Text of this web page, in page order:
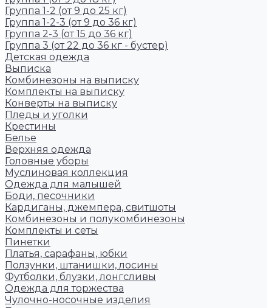
Группа 1-2 (от 9 до 25 кг)
Группа 1-2-3 (от 9 до 36 кг)
Группа 2-3 (от 15 до 36 кг)
Группа 3 (от 22 до 36 кг - бустер)
Детская одежда
Выписка
Комбинезоны на выписку
Комплекты на выписку
Конверты на выписку
Пледы и уголки
Крестины
Белье
Верхняя одежда
Головные уборы
Муслиновая коллекция
Одежда для малышей
Боди, песочники
Кардиганы, джемпера, свитшоты
Комбинезоны и полукомбинезоны
Комплекты и сеты
Пинетки
Платья, сарафаны, юбки
Ползунки, штанишки, лосины
Футболки, блузки, лонгсливы
Одежда для торжества
Чулочно-носочные изделия